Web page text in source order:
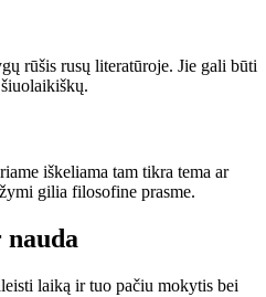
rūšis rusų literatūroje. Jie gali būti
iškeliama tam tikra tema ar
gilia filosofine prasme.
laiką ir tuo pačiu mokytis bei